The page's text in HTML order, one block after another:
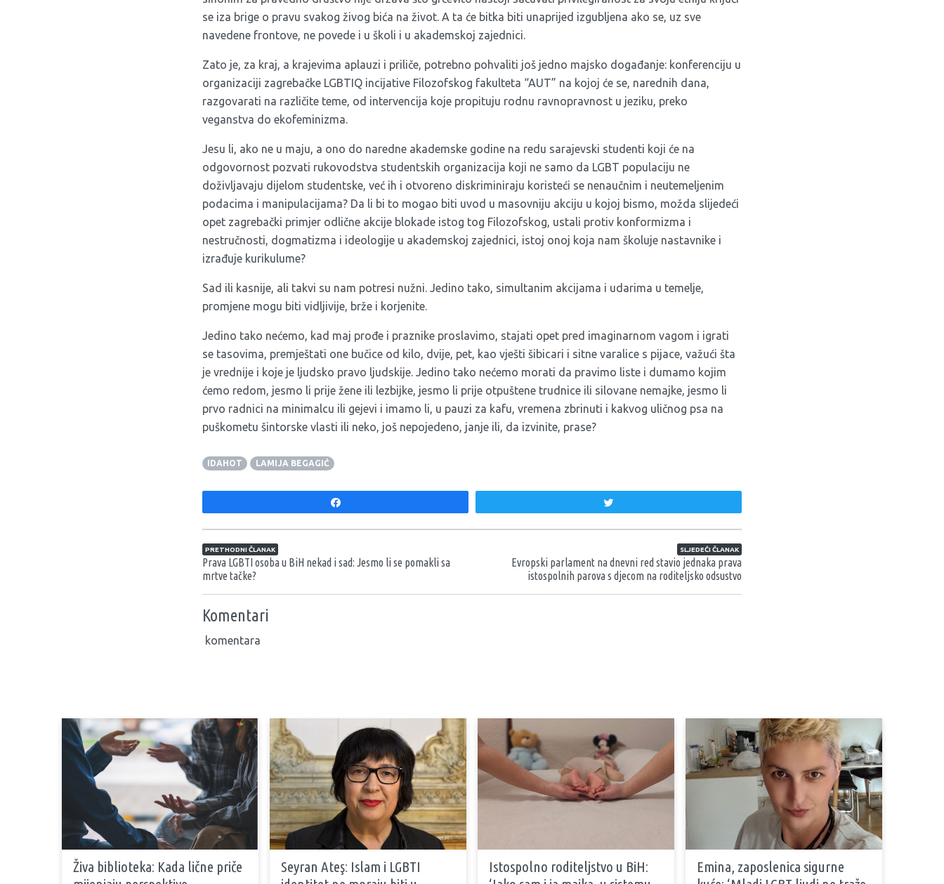
se iza brige o pravu svakog živog bića na život. A ta će bitka biti unaprijed izgubljena ako se, uz sve
navedene frontove, ne povede i u školi i u akademskoj zajednici.
Zato je, za kraj, a krajevima aplauzi i priliče, potrebno pohvaliti još jedno majsko događanje: konferenciju u
organizaciji zagrebačke LGBTIQ incijative Filozofskog fakulteta “AUT” na kojoj će se, narednih dana,
razgovarati na različite teme, od intervencija koje propituju rodnu ravnopravnost u jeziku, preko
veganstva do ekofeminizma.
Jesu li, ako ne u maju, a ono do naredne akademske godine na redu sarajevski studenti koji će na
odgovornost pozvati rukovodstva studentskih organizacija koji ne samo da LGBT populaciju ne
doživljavaju dijelom studentske, već ih i otvoreno diskriminiraju koristeći se nenaučnim i neutemeljenim
podacima i manipulacijama? Da li bi to mogao biti uvod u masovniju akciju u kojoj bismo, možda slijedeći
opet zagrebački primjer odlične akcije blokade istog tog Filozofskog, ustali protiv konformizma i
nestručnosti, dogmatizma i ideologije u akademskoj zajednici, istoj onoj koja nam školuje nastavnike i
izrađuje kurikulume?
Sad ili kasnije, ali takvi su nam potresi nužni. Jedino tako, simultanim akcijama i udarima u temelje,
promjene mogu biti vidljivije, brže i korjenite.
Jedino tako nećemo, kad maj prođe i praznike proslavimo, stajati opet pred imaginarnom vagom i igrati
se tasovima, premještati one bučice od kilo, dvije, pet, kao vješti šibicari i sitne varalice s pijace, važući šta
je vrednije i koje je ljudsko pravo ljudskije. Jedino tako nećemo morati da pravimo liste i dumamo kojim
ćemo redom, jesmo li prije žene ili lezbijke, jesmo li prije otpuštene trudnice ili silovane nemajke, jesmo li
prvo radnici na minimalcu ili gejevi i imamo li, u pauzi za kafu, vremena zbrinuti i kakvog uličnog psa na
puškometu šintorske vlasti ili neko, još nepojedeno, janje ili, da izvinite, prase?
IDAHOT LAMIJA BEGAGIĆ
Navigacija članaka
PRETHODNI ČLANAK
Prava LGBTI osoba u BiH nekad i sad: Jesmo li se pomakli sa
mrtve tačke?
SLJEDEĆI ČLANAK
Evropski parlament na dnevni red stavio jednaka prava
istospolnih parova s djecom na roditeljsko odsustvo
Komentari
komentara
Živa biblioteka: Kada lične priče
Seyran Ateş: Islam i LGBTI
Istospolno roditeljstvo u BiH:
Emina, zaposlenica sigurne